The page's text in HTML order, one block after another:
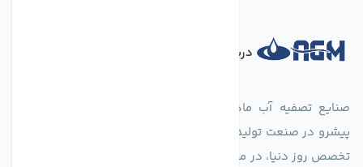
درباره فروشگاه
پیشرو در صنعت تولید تجهیزات تصفیه آب، با تکیه بر دانش فنی و
تخصص روز دنیا، در مسیر تأمین آب سالم و پایدار گام برمی‌دارد. ما